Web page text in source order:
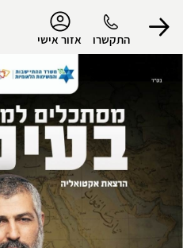
התקשרו אזור אישי